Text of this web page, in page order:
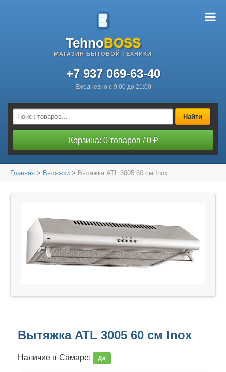
TehnoBOSS
МАГАЗИН БЫТОВОЙ ТЕХНИКИ
+7 937 069-63-40
Ежедневно с 9:00 до 21:00
Найти
Корзина: 0 товаров / 0 ₽
Главная > Вытяжки > Вытяжка ATL 3005 60 см Inox
Вытяжка ATL 3005 60 см Inox
Наличие в Самаре: Да